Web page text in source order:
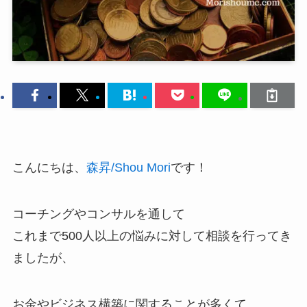
こんにちは、 森昇/Shou Moriです！
コーチングやコンサルを通して
これまで500人以上の悩みに対して相談を行ってき
ましたが、
お金やビジネス構築に関することが多くて、